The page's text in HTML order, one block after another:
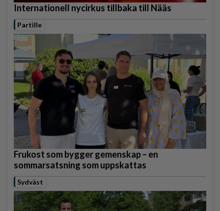
Internationell nycirkus tillbaka till Nääs
Partille
Frukost som bygger gemenskap – en
sommarsatsning som uppskattas
Sydväst